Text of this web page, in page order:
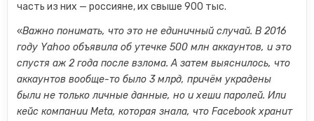
часть из них — россияне, их свыше 900 тыс.
«Важно понимать, что это не единичный случай. В 2016
году Yahoo объявила об утечке 500 млн аккаунтов, и это
спустя аж 2 года после взлома. А затем выяснилось, что
аккаунтов вообще-то было 3 млрд, причём украдены
были не только личные данные, но и хеши паролей. Или
кейс компании Meta, которая знала, что Facebook хранит